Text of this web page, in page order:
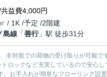
益費4,000円
/ 1K /予定 /2階建
島線 「善行」駅 徒歩31分
非対面での荷物の受け取りが可能
ロックなど充実しているので安心
お手入れが簡単なフローリング設